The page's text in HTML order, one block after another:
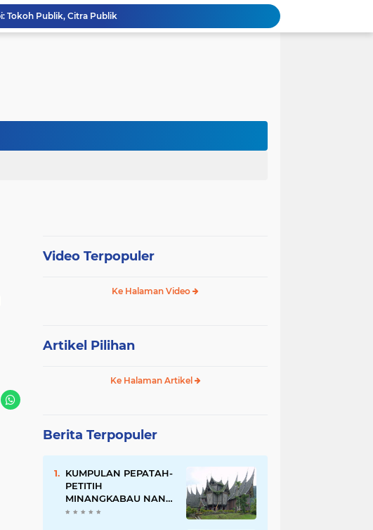
Wali Kota Pariaman Hadiri Penguatan Relawan Pancasila, Tekankan Implementasi Nilai Pancasila dalam Pelayanan Publik
Tingkatkan Mutu Pelayanan, Pemko Pariaman Gandeng RSUP Dr. M. Djamil Padang
Video Terpopuler
Ke Halaman Video
Artikel Pilihan
Ke Halaman Artikel
Berita Terpopuler
KUMPULAN PEPATAH-
PETITIH
MINANGKABAU NAN
ELOK